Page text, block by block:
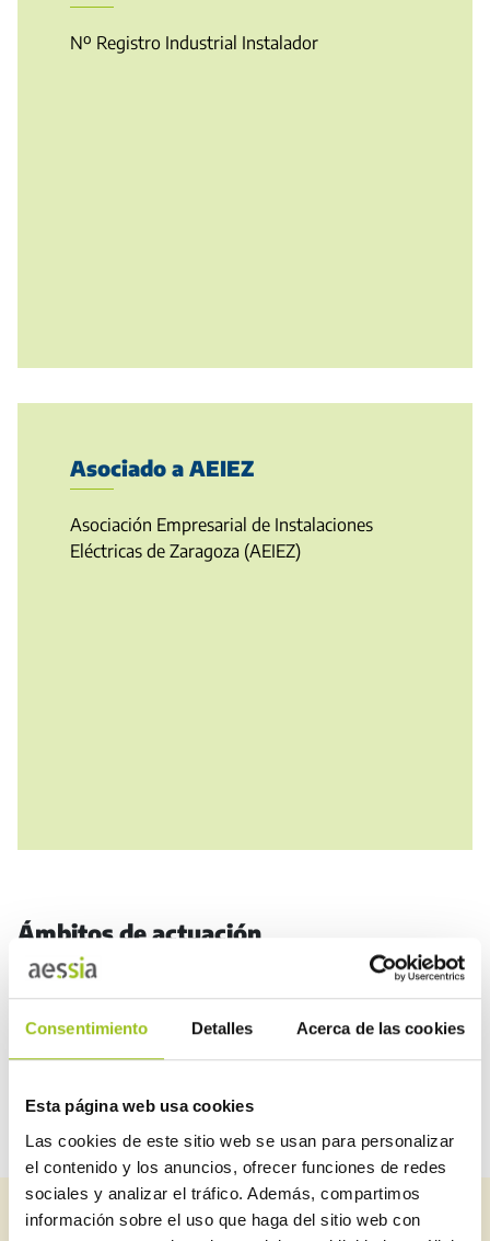
Consentimiento Detalles Acerca de las cookies
Esta página web usa cookies
Las cookies de este sitio web se usan para personalizar
el contenido y los anuncios, ofrecer funciones de redes
sociales y analizar el tráfico. Además, compartimos
información sobre el uso que haga del sitio web con
Nº Registro Industrial Instalador
Asociado a AEIEZ
Asociación Empresarial de Instalaciones
Eléctricas de Zaragoza (AEIEZ)
Ámbitos de actuación
RITE (calefacción y climatización)
Baja tensión (electricidad)
Suscríbete a nuestro newsletter